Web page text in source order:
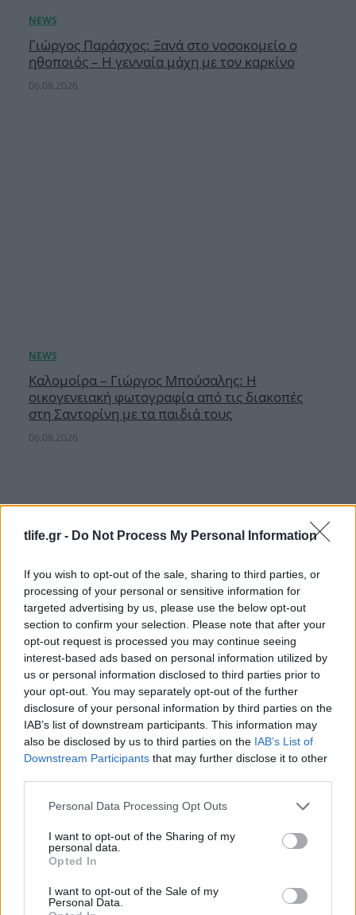
tlife.gr - Do Not Process My Personal Information
If you wish to opt-out of the sale, sharing to third parties, or
processing of your personal or sensitive information for
targeted advertising by us, please use the below opt-out
section to confirm your selection. Please note that after your
opt-out request is processed you may continue seeing
interest-based ads based on personal information utilized by
us or personal information disclosed to third parties prior to
your opt-out. You may separately opt-out of the further
disclosure of your personal information by third parties on the
IAB’s list of downstream participants. This information may
also be disclosed by us to third parties on the IAB’s List of
Downstream Participants that may further disclose it to other
Please note that this website/app uses one or more Google
not limited to your visit or usage behaviour. You may click to
grant or deny consent to Google and its third-party tags to
use your data for below specified purposes in below Google
consent section.
Personal Data Processing Opt Outs
I want to opt-out of the Sharing of my
personal data.
Opted In
I want to opt-out of the Sale of my
Personal Data.
Γιώργος Παράσχος: Ξανά στο νοσοκομείο ο
ηθοποιός – Η γενναία μάχη με τον καρκίνο
06.08.2026
Καλομοίρα – Γιώργος Μπούσαλης: Η
οικογενειακή φωτογραφία από τις διακοπές
στη Σαντορίνη με τα παιδιά τους
06.08.2026
Ιουλία Καλλιμάνη: Πότε και πού θα γίνει ο
γάμος της με τον σύντροφό της, Μιχάλη
Τουρατζίδη